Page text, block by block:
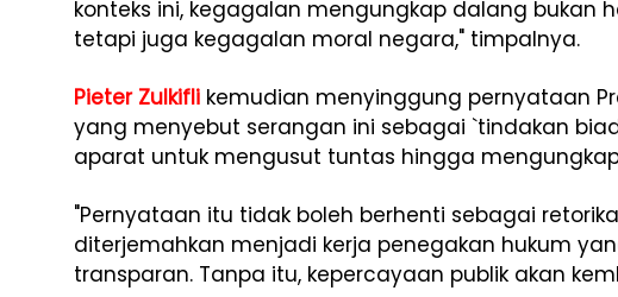
konteks ini, kegagalan mengungkap dalang bukan
tetapi juga kegagalan moral negara," timpalnya.
Pieter Zulkifli kemudian menyinggung pernyataan
yang menyebut serangan ini sebagai `tindakan
aparat untuk mengusut tuntas hingga
"Pernyataan itu tidak boleh berhenti sebagai
diterjemahkan menjadi kerja penegakan hukum
transparan. Tanpa itu, kepercayaan publik akan